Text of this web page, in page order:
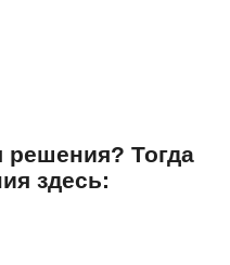
решения? Тогда
здесь: